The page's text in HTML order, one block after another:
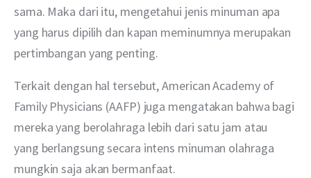
sama. Maka dari itu, mengetahui jenis minuman apa
yang harus dipilih dan kapan meminumnya merupakan
pertimbangan yang penting.
Terkait dengan hal tersebut, American Academy of
Family Physicians (AAFP) juga mengatakan bahwa bagi
mereka yang berolahraga lebih dari satu jam atau
yang berlangsung secara intens minuman olahraga
mungkin saja akan bermanfaat.